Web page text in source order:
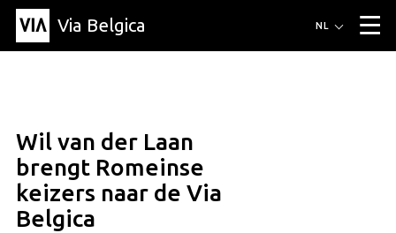
Via Belgica ▼
Artikel
Educatie
Recept
Vrienden
Over Via Belgica
Over Via Belgica
Onderzoek
Educatie
Vrienden
De gids
Organisatie
NL
Wil van der Laan
brengt Romeinse
keizers naar de Via
Belgica